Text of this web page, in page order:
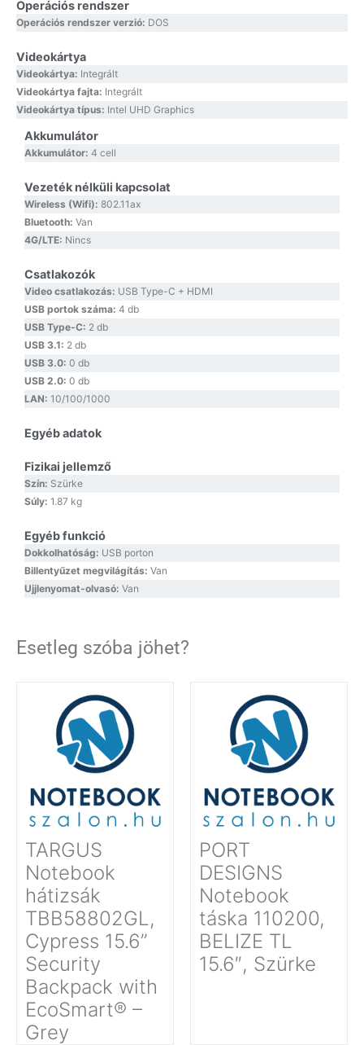
Operációs rendszer
Operációs rendszer verzió: DOS
Videokártya
Videokártya: Integrált
Videokártya fajta: Integrált
Videokártya típus: Intel UHD Graphics
Akkumulátor
Akkumulátor: 4 cell
Vezeték nélküli kapcsolat
Wireless (Wifi): 802.11ax
Bluetooth: Van
4G/LTE: Nincs
Csatlakozók
Video csatlakozás: USB Type-C + HDMI
USB portok száma: 4 db
USB Type-C: 2 db
USB 3.1: 2 db
USB 3.0: 0 db
USB 2.0: 0 db
LAN: 10/100/1000
Egyéb adatok
Fizikai jellemző
Szín: Szürke
Súly: 1.87 kg
Egyéb funkció
Dokkolhatóság: USB porton
Billentyűzet megvilágítás: Van
Ujjlenyomat-olvasó: Van
Esetleg szóba jöhet?
TARGUS
Notebook
hátizsák
TBB58802GL,
Cypress 15.6”
Security
Backpack with
EcoSmart® –
Grey
PORT
DESIGNS
Notebook
táska 110200,
BELIZE TL
15.6″, Szürke